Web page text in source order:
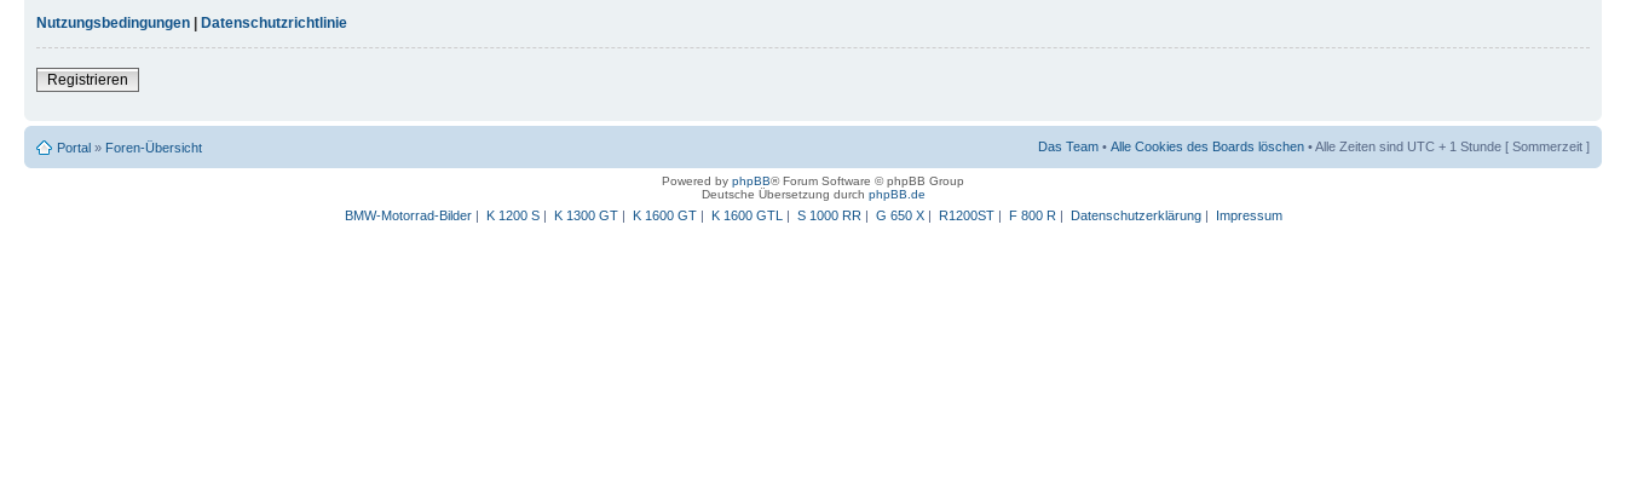
Nutzungsbedingungen
Datenschutzrichtlinie
Registrieren
Portal » Foren-Übersicht Das Team • Alle Cookies des Boards löschen • Alle Zeiten sind UTC + 1 Stunde [ Sommerzeit ]
Powered by phpBB® Forum Software © phpBB Group
Deutsche Übersetzung durch phpBB.de
BMW-Motorrad-Bilder| K 1200 S| K 1300 GT| K 1600 GT| K 1600 GTL | S 1000 RR | G 650 X| R1200ST| F 800 R | Datenschutzerklärung| Impressum